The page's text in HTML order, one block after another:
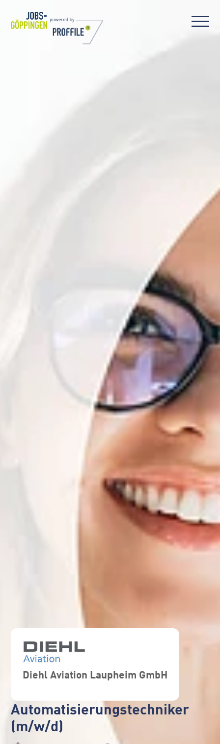
Diehl Aviation Laupheim GmbH
Automatisierungstechniker
(m/w/d)